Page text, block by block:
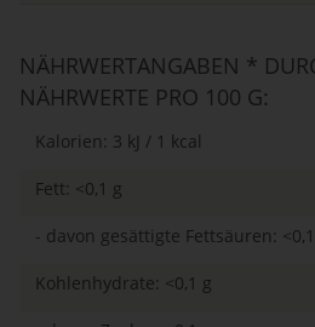
NÄHRWERTANGABEN *
NÄHRWERTE PRO 100 G:
Kalorien: 3 kJ / 1 kcal
Fett: <0,1 g
- davon gesättigte Fettsäuren:
Kohlenhydrate: <0,1 g